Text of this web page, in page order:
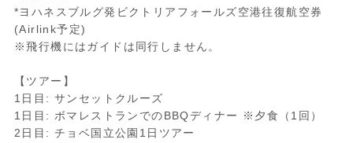
*ヨハネスブルグ発ビクトリアフォールズ空港往復航空券
(Airlink予定)
※飛行機にはガイドは同行しません。
【ツアー】
1日目: サンセットクルーズ
1日目: ボマレストランでのBBQディナー ※夕食（1回）
2日目: チョベ国立公園1日ツアー